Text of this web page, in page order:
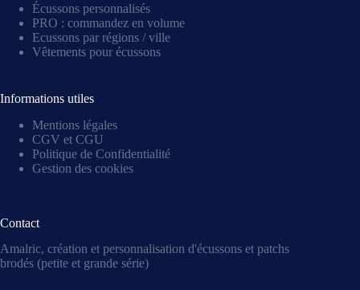
Écussons personnalisés
PRO : commandez en volume
Ecussons par régions / ville
Vêtements pour écussons
Informations utiles
Mentions légales
CGV et CGU
Politique de Confidentialité
Gestion des cookies
Contact
Amalric, création et personnalisation d'écussons et patchs
brodés (petite et grande série)